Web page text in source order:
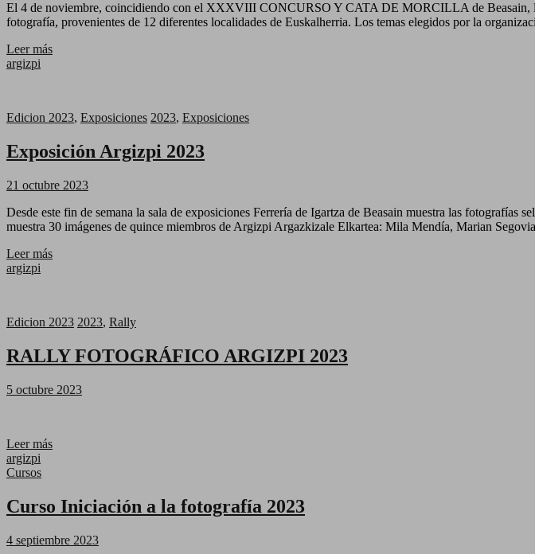
El 4 de noviembre, coincidiendo con el XXXVIII CONCURSO Y CATA DE MORCILLA de Beasain,
fotografía, provenientes de 12 diferentes localidades de Euskalherria. Los temas elegidos por la
Leer más
argizpi
Edicion 2023, Exposiciones 2023, Exposiciones
Exposición Argizpi 2023
21 octubre 2023
Desde este fin de semana la sala de exposiciones Ferrería de Igartza de Beasain muestra las
muestra 30 imágenes de quince miembros de Argizpi Argazkizale Elkartea: Mila Mendía, Marian
Leer más
argizpi
Edicion 2023 2023, Rally
RALLY FOTOGRÁFICO ARGIZPI 2023
5 octubre 2023
Leer más
argizpi
Cursos
Curso Iniciación a la fotografía 2023
4 septiembre 2023